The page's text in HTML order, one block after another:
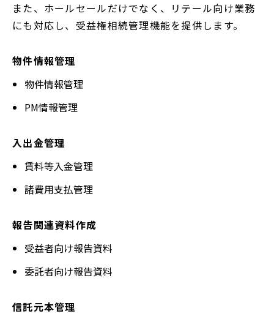
また、ホールセールだけでなく、リテール向け業務
にも対応し、受益権相続管理機能を提供します。
物件情報管理
物件情報管理
PM情報管理
入出金管理
賃料等入金管理
諸費用支払管理
報告関連資料作成
受益者向け報告資料
委託者向け報告資料
信託元本管理